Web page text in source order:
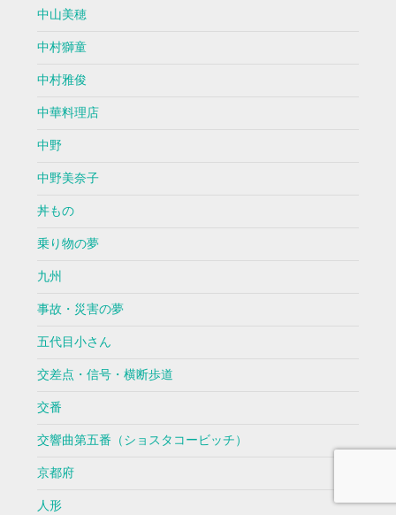
中山美穂
中村獅童
中村雅俊
中華料理店
中野
中野美奈子
丼もの
乗り物の夢
九州
事故・災害の夢
五代目小さん
交差点・信号・横断歩道
交番
交響曲第五番（ショスタコービッチ）
京都府
人形